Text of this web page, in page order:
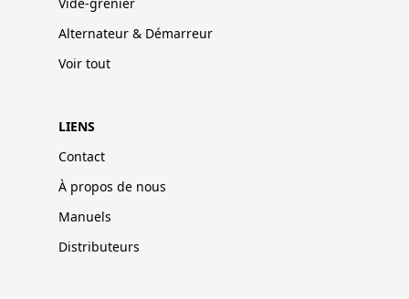
Alternateur & Démarreur
Voir tout
LIENS
Contact
À propos de nous
Manuels
Distributeurs